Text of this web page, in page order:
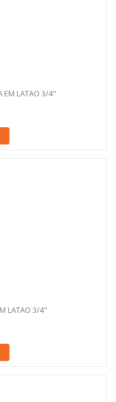
EM LATAO 3/4"
LATAO 3/4"